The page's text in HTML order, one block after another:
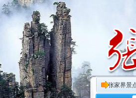
张家界景